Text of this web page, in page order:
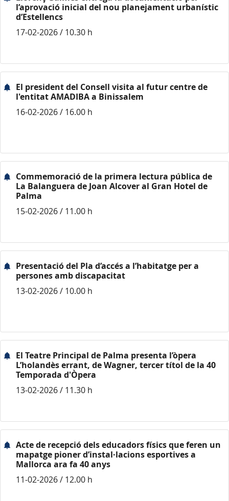
l’aprovació inicial del nou planejament urbanístic
d’Estellencs
17-02-2026 / 10.30 h
El president del Consell visita al futur centre de
l'entitat AMADIBA a Binissalem
16-02-2026 / 16.00 h
Commemoració de la primera lectura pública de
La Balanguera de Joan Alcover al Gran Hotel de
Palma
15-02-2026 / 11.00 h
Presentació del Pla d’accés a l’habitatge per a
persones amb discapacitat
13-02-2026 / 10.00 h
El Teatre Principal de Palma presenta l’òpera
L’holandès errant, de Wagner, tercer títol de la 40
Temporada d'Òpera
13-02-2026 / 11.30 h
Acte de recepció dels educadors físics que feren un
mapatge pioner d’instal·lacions esportives a
Mallorca ara fa 40 anys
11-02-2026 / 12.00 h